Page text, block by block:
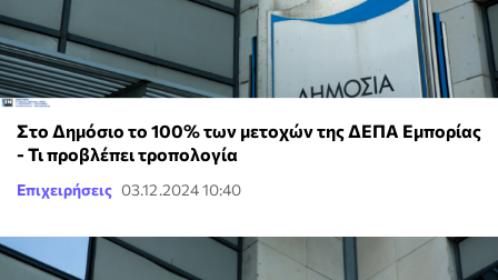
Στο Δημόσιο το 100% των μετοχών της ΔΕΠΑ Εμπορίας
- Τι προβλέπει τροπολογία
Επιχειρήσεις 03.12.2024 10:40